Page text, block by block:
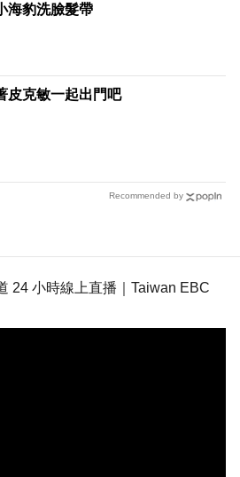
海豹洗臉髮帶
皮克敏一起出門吧
Recommended by
24 小時線上直播｜Taiwan EBC